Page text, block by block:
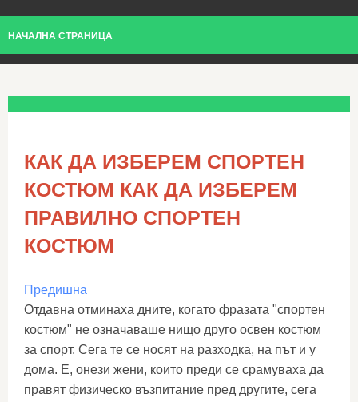
НАЧАЛНА СТРАНИЦА
КАК ДА ИЗБЕРЕМ СПОРТЕН
КОСТЮМ КАК ДА ИЗБЕРЕМ
ПРАВИЛНО СПОРТЕН
КОСТЮМ
Предишна
Отдавна отминаха дните, когато фразата "спортен
костюм" не означаваше нищо друго освен костюм
за спорт. Сега те се носят на разходка, на път и у
дома. Е, онези жени, които преди се срамуваха да
правят физическо възпитание пред другите, сега